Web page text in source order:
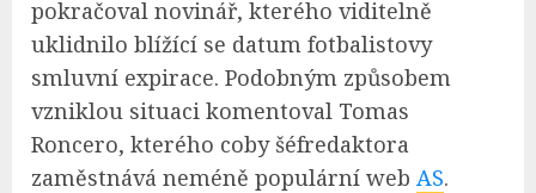
pokračoval novinář, kterého viditelně
uklidnilo blížící se datum fotbalistovy
smluvní expirace. Podobným způsobem
vzniklou situaci komentoval Tomas
Roncero, kterého coby šéfredaktora
zaměstnává neméně populární web AS.